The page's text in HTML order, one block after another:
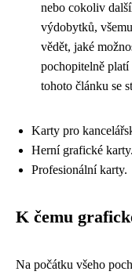
nebo cokoliv
výdobytků,
vědět, jaké
pochopitelně
tohoto článku se
Karty pro
Herní grafické karty.
Profesionální karty.
K čemu
Na počátku všeho